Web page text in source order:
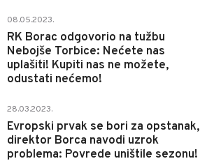
08.05.2023.
RK Borac odgovorio na tužbu
Nebojše Torbice: Nećete nas
uplašiti! Kupiti nas ne možete,
odustati nećemo!
28.03.2023.
Evropski prvak se bori za opstanak,
direktor Borca navodi uzrok
problema: Povrede uništile sezonu!